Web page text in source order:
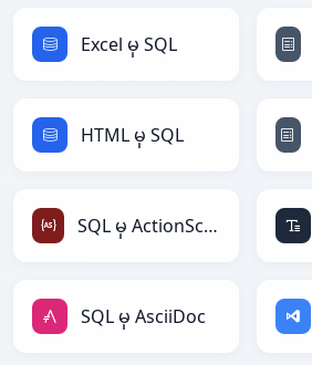
Excel မှ SQL
HTML မှ SQL
SQL မှ ActionScript
SQL မှ AsciiDoc